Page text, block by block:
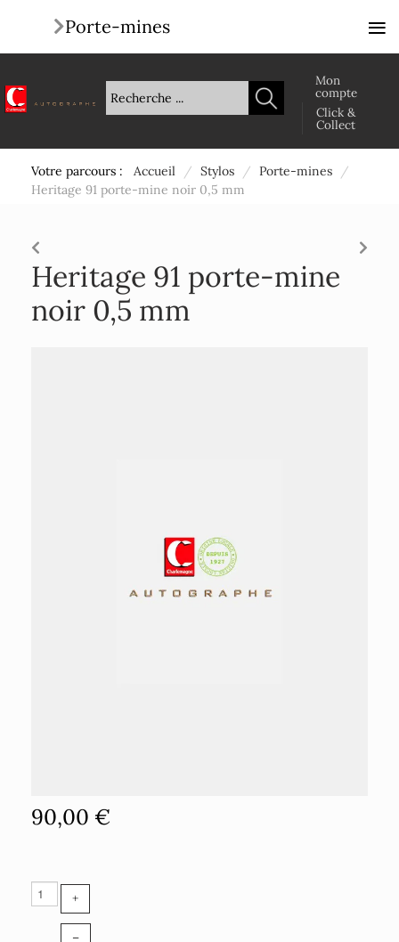
Mon
compte
Click &
Collect
Votre parcours : Accueil / Stylos / Porte-mines
/
Heritage 91 porte-mine noir 0,5 mm
Heritage 91 porte-mine
noir 0,5 mm
90,00 €
+
–
Porte-mines ≡